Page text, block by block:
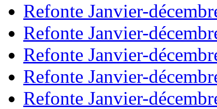
Refonte Janvier-
Refonte Janvier-
Refonte Janvier-
Refonte Janvier-
Refonte Janvier-